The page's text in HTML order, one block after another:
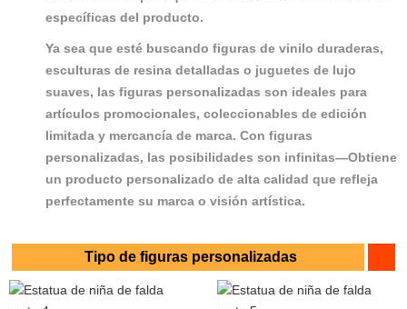
específicas del producto.
Ya sea que esté buscando figuras de vinilo duraderas,
esculturas de resina detalladas o juguetes de lujo
suaves, las figuras personalizadas son ideales para
artículos promocionales, coleccionables de edición
limitada y mercancía de marca. Con figuras
personalizadas, las posibilidades son infinitas—Obtiene
un producto personalizado de alta calidad que refleja
perfectamente su marca o visión artística.
Tipo de figuras personalizadas